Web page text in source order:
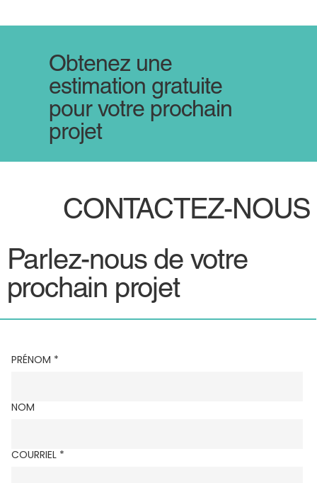
Obtenez une
estimation gratuite
pour votre prochain
projet
CONTACTEZ-NOUS
Parlez-nous de votre
prochain projet
PRÉNOM *
NOM
COURRIEL *